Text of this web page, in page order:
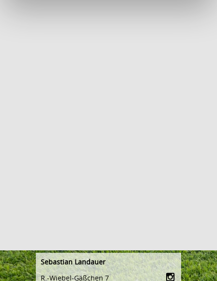
Sebastian Landauer
R.-Wiebel-Gäßchen 7